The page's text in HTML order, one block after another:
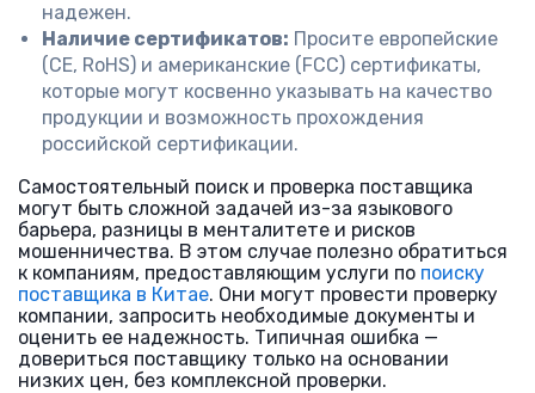
надежен.
Наличие сертификатов: Просите европейские
(CE, RoHS) и американские (FCC) сертификаты,
которые могут косвенно указывать на качество
продукции и возможность прохождения
российской сертификации.
Самостоятельный поиск и проверка поставщика
могут быть сложной задачей из-за языкового
барьера, разницы в менталитете и рисков
мошенничества. В этом случае полезно обратиться
к компаниям, предоставляющим услуги по поиску
поставщика в Китае. Они могут провести проверку
компании, запросить необходимые документы и
оценить ее надежность. Типичная ошибка —
довериться поставщику только на основании
низких цен, без комплексной проверки.